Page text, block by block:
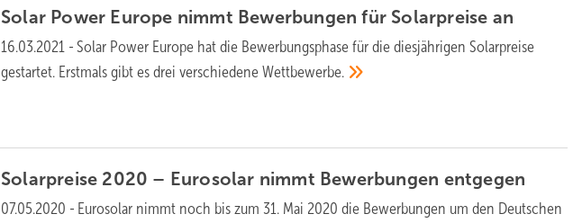
Solar Power Europe nimmt Bewerbungen für Solarpreise an
16.03.2021 - Solar Power Europe hat die Bewerbungsphase für die diesjährigen Solarpreise
gestartet. Erstmals gibt es drei verschiedeneWettbewerbe.
Solarpreise 2020 – Eurosolar nimmt Bewerbungen entgegen
07.05.2020 - Eurosolar nimmt noch bis zum 31. Mai 2020 die Bewerbungen um den Deutschen